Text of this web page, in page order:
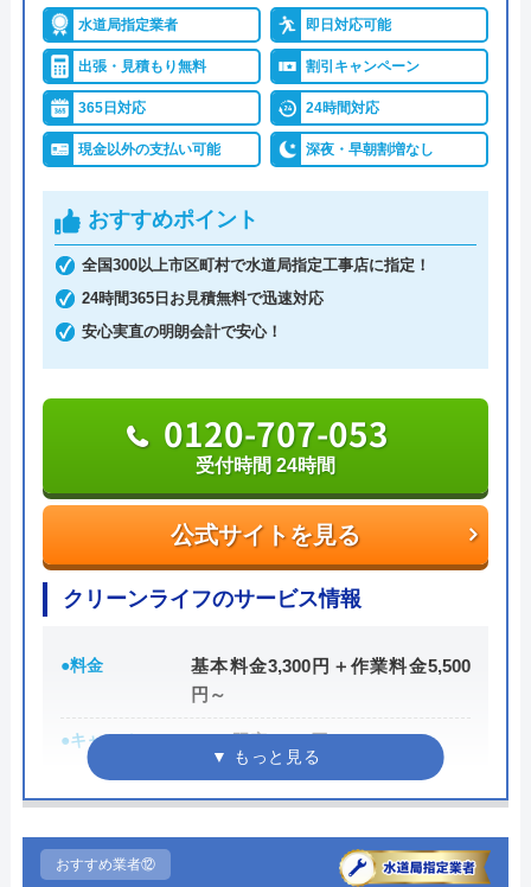
対応エリア 全国（一部地域を除く）
街角水道工事相談所は全国に対応しているトイレ修
理業者です。給水装置工事主任技術者の資格を保有
したスタッフが最短30分で駆けつけてくれ、しっか
りと修理を行なってくれます。
明瞭会計であるため、工事前の見積もり金額から増
5,800円～から対応してくれます。
支払い方法は現金以外にも銀行振込・クレジットカ
ード・コンビニ決済から選べるため緊急トラブル時
でも安心です。
いかがでしょうか。
公式サイトを見る
0120-776-044
受付時間 24時間
街角水道工事相談所の基本情報
代表者
所在地
水道局指定業者 即日対応可能
出張・見積もり無料 割引キャンペーン
365日対応 24時間対応
現金以外の支払い可能 深夜・早朝割増なし
おすすめポイント
全国300以上市区町村で水道局指定工事店に指定！
24時間365日お見積無料で迅速対応
安心実直の明朗会計で安心！
公式サイトを見る
0120-707-053
受付時間 24時間
クリーンライフのサービス情報
●料金
基本料金3,300円＋作業料金5,500
円～
●キャンペーン
WEB限定3,000円OFF
※10,000円以上で適用
●受付時間
おすすめ業者⑫